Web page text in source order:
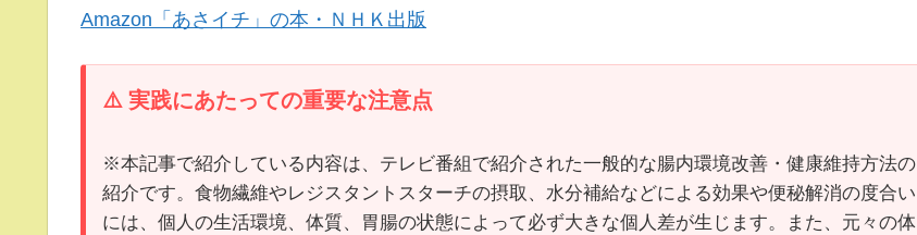
Amazon「あさイチ」の本・ＮＨＫ出版
⚠️ 実践にあたっての重要な注意点
※本記事で紹介している内容は、テレビ番組で紹介された一般的な腸内環境改善・健康維持方法の
紹介です。食物繊維やレジスタントスターチの摂取、水分補給などによる効果や便秘解消の度合い
には、個人の生活環境、体質、胃腸の状態によって必ず大きな個人差が生じます。また、元々の体